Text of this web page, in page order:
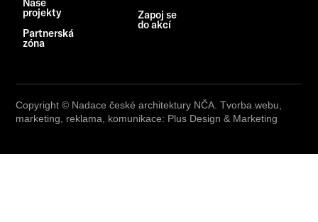
Naše
projekty
Partnerská
zóna
Zapoj se
do akcí
Copyright © Nadace české architektury NČA. Tvorba webu,
marketing, reklama, komunikace: Plus Design & Marketing